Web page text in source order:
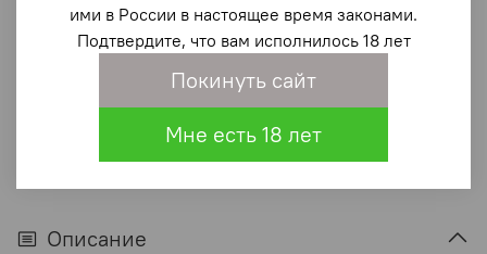
(0) В избранное
Описание
ими в России в настоящее время законами.
Подтвердите, что вам исполнилось 18 лет
Покинуть сайт
Мне есть 18 лет